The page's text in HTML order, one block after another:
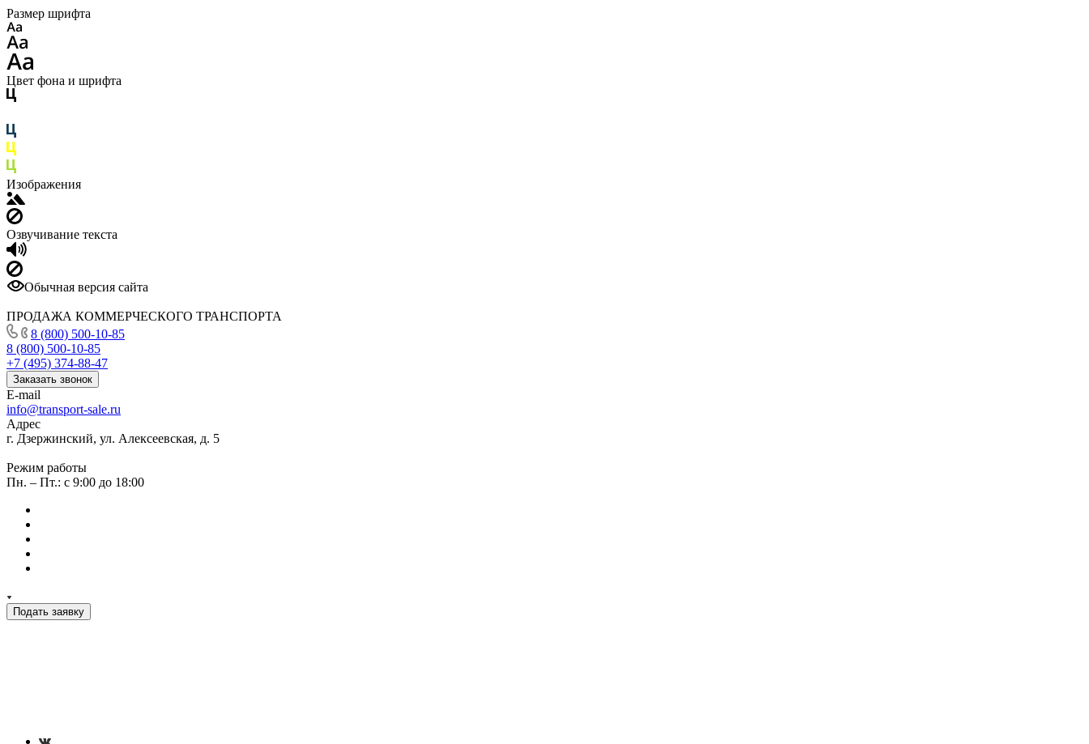
Размер шрифта
Цвет фона и шрифта
Изображения
Озвучивание текста
Обычная версия сайта
ПРОДАЖА КОММЕРЧЕСКОГО ТРАНСПОРТА
8 (800) 500-10-85
8 (800) 500-10-85
+7 (495) 374-88-47
Заказать звонок
E-mail
info@transport-sale.ru
Адрес
г. Дзержинский, ул. Алексеевская, д. 5
Режим работы
Пн. – Пт.: с 9:00 до 18:00
Подать заявку